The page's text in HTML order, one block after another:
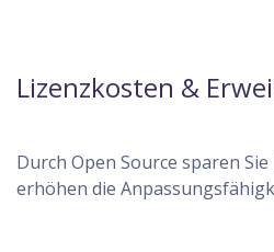
Lizenzkosten &
Durch Open Source sparen
erhöhen die